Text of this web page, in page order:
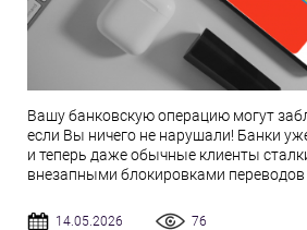
Вашу банковскую операцию могут
если Вы ничего не нарушали! Банки
и теперь даже обычные клиенты
внезапными блокировками переводов
14.05.2026 76